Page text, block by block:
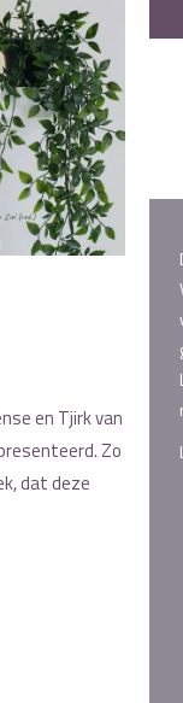
en Tjirk van
Zo
dat deze